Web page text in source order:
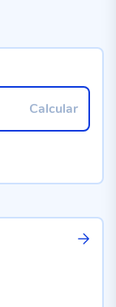
Calcular